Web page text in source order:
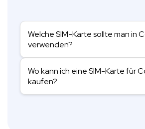
Welche SIM-Karte sollte man in
verwenden?
Wo kann ich eine SIM-Karte für
kaufen?